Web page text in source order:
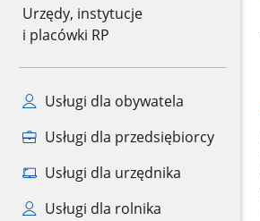
Urzędy, instytucje
i placówki RP
Usługi dla obywatela
Usługi dla przedsiębiorcy
Usługi dla urzędnika
Usługi dla rolnika